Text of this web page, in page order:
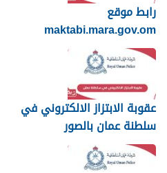
رابط موقع
maktabi.mara.gov.om
تسجيل الدخول
عقوبة الابتزاز الالكتروني في
سلطنة عمان بالصور
والرسائل